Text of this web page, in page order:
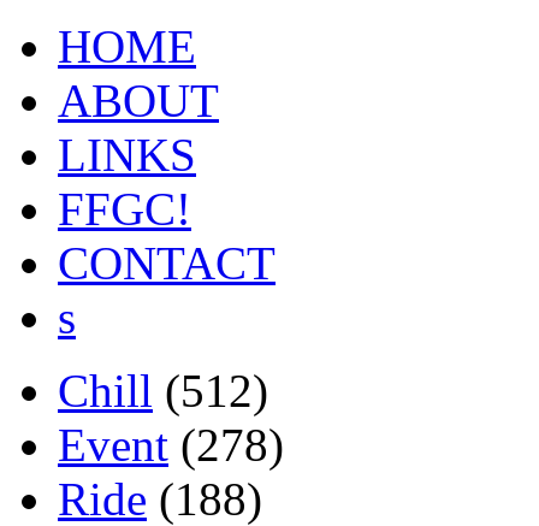
HOME
ABOUT
LINKS
FFGC!
CONTACT
s
Chill (512)
Event (278)
Ride (188)